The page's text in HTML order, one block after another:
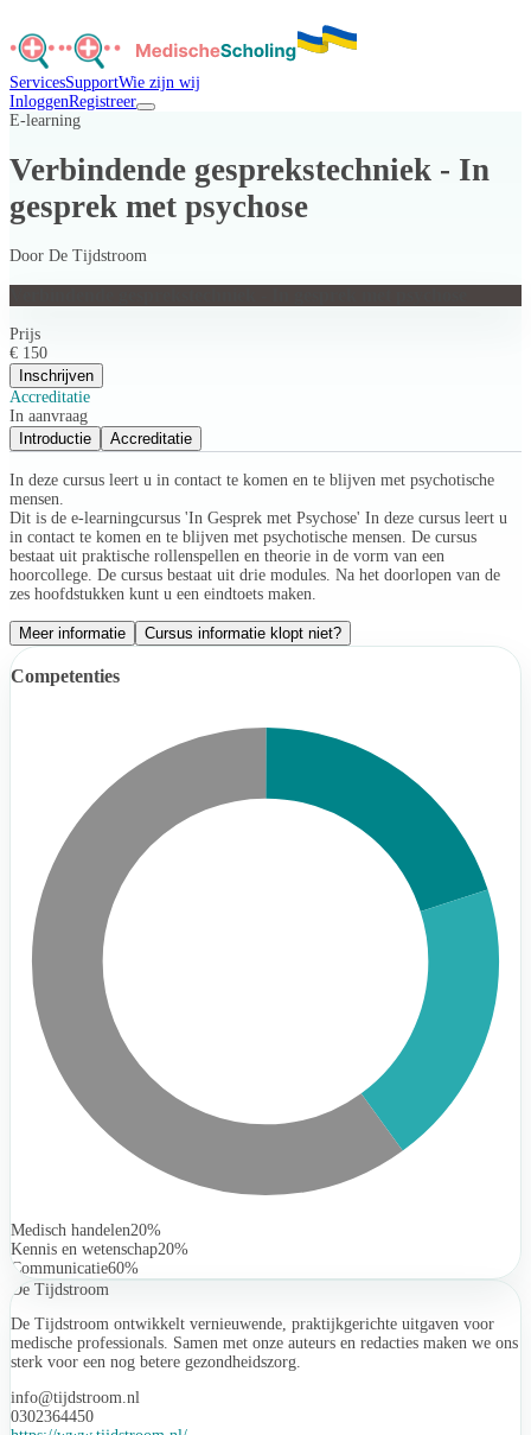
ServicesSupportWie zijn wij
InloggenRegistreer
E-learning
Verbindende gesprekstechniek - In
gesprek met psychose
Door De Tijdstroom
Prijs
€ 150
Inschrijven
Accreditatie
In aanvraag
Introductie
Accreditatie
In deze cursus leert u in contact te komen en te blijven met psychotische
mensen.
Dit is de e-learningcursus 'In Gesprek met Psychose' In deze cursus leert u
in contact te komen en te blijven met psychotische mensen. De cursus
bestaat uit praktische rollenspellen en theorie in de vorm van een
hoorcollege. De cursus bestaat uit drie modules. Na het doorlopen van de
zes hoofdstukken kunt u een eindtoets maken.
Meer informatie Cursus informatie klopt niet?
Competenties
Medisch handelen20%
Kennis en wetenschap20%
Communicatie60%
De Tijdstroom
De Tijdstroom ontwikkelt vernieuwende, praktijkgerichte uitgaven voor
medische professionals. Samen met onze auteurs en redacties maken we ons
sterk voor een nog betere gezondheidszorg.
info@tijdstroom.nl
0302364450